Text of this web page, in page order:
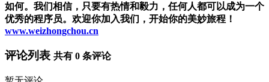
如何。我们相信，只要有热情和毅力，任何人都可以成为一个
优秀的程序员。欢迎你加入我们，开始你的美妙旅程！
www.weizhongchou.cn
评论列表 共有 0 条评论